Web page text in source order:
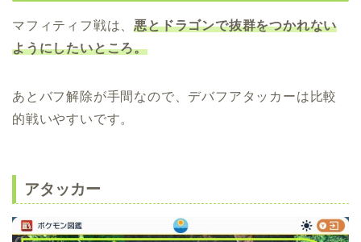
マフィティフ戦は、悪とドラゴンで抜群をつかれない
ようにしたいところ。
あとバフ解除が手間なので、デバフアタッカーは比較
的戦いやすいです。
アタッカー